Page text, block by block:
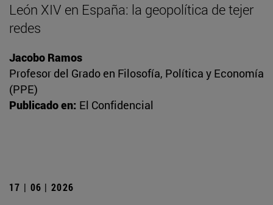
León XIV en España: la geopolítica de tejer
redes
Jacobo Ramos
Profesor del Grado en Filosofía, Política y Economía
(PPE)
Publicado en: El Confidencial
17 | 06 | 2026